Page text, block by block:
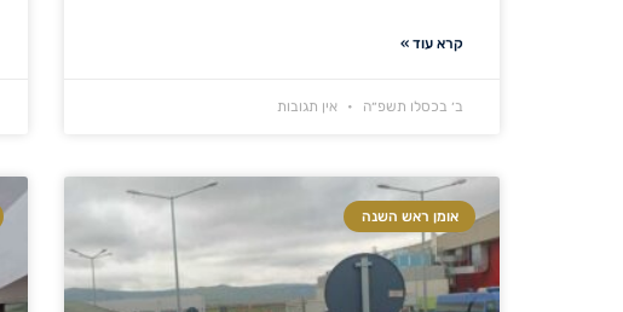
קרא עוד »
ב׳ בכסלו תשפ״ה אין תגובות
אומן ראש השנה